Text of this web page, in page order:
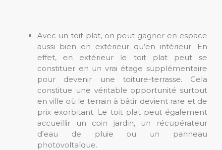
Avec un toit plat, on peut gagner en espace
aussi bien en extérieur qu’en intérieur. En
effet, en extérieur le toit plat peut se
constituer en un vrai étage supplémentaire
pour devenir une toiture-terrasse. Cela
constitue une véritable opportunité surtout
en ville où le terrain à bâtir devient rare et de
prix exorbitant. Le toit plat peut également
accueillir un coin jardin, un récupérateur
d’eau de pluie ou un panneau
photovoltaïque.